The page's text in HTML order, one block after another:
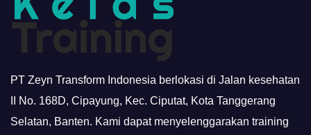
PT Zeyn Transform Indonesia berlokasi di Jalan kesehatan
II No. 168D, Cipayung, Kec. Ciputat, Kota Tanggerang
Selatan, Banten. Kami dapat menyelenggarakan training